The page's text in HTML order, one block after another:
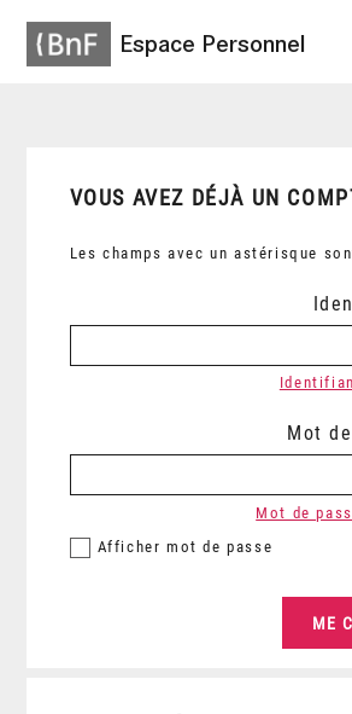
Espace Personnel
VOUS AVEZ DÉJÀ UN
Les champs avec un astérisque
Mot
Afficher mot de passe
Mot de